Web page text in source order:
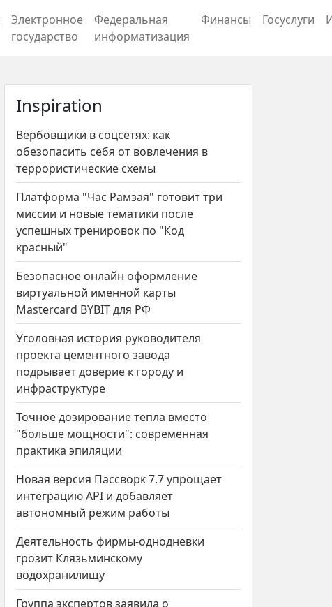
Электронное
государство
Федеральная
информатизация
Финансы Госуслуги
Inspiration
Вербовщики в соцсетях: как
обезопасить себя от вовлечения в
террористические схемы
Платформа "Час Рамзая" готовит три
миссии и новые тематики после
успешных тренировок по "Код
красный"
Безопасное онлайн оформление
виртуальной именной карты
Mastercard BYBIT для РФ
Уголовная история руководителя
проекта цементного завода
подрывает доверие к городу и
инфраструктуре
Точное дозирование тепла вместо
"больше мощности": современная
практика эпиляции
Новая версия Пассворк 7.7 упрощает
интеграцию API и добавляет
автономный режим работы
Деятельность фирмы-однодневки
грозит Клязьминскому
водохранилищу
Группа экспертов заявила о